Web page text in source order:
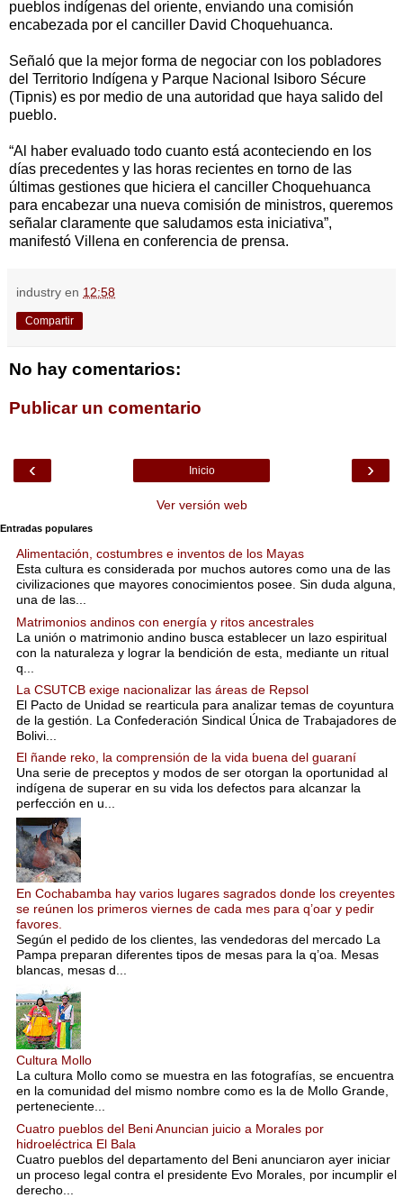
pueblos indígenas del oriente, enviando una comisión
encabezada por el canciller David Choquehuanca.
Señaló que la mejor forma de negociar con los pobladores
del Territorio Indígena y Parque Nacional Isiboro Sécure
(Tipnis) es por medio de una autoridad que haya salido del
pueblo.
“Al haber evaluado todo cuanto está aconteciendo en los
días precedentes y las horas recientes en torno de las
últimas gestiones que hiciera el canciller Choquehuanca
para encabezar una nueva comisión de ministros, queremos
señalar claramente que saludamos esta iniciativa”,
manifestó Villena en conferencia de prensa.
industry en 12:58
Compartir
No hay comentarios:
Publicar un comentario
‹ ›
Inicio
Ver versión web
Entradas populares
Alimentación, costumbres e inventos de los Mayas
Esta cultura es considerada por muchos autores como una de las
civilizaciones que mayores conocimientos posee. Sin duda alguna,
una de las...
Matrimonios andinos con energía y ritos ancestrales
La unión o matrimonio andino busca establecer un lazo espiritual
con la naturaleza y lograr la bendición de esta, mediante un ritual
q...
La CSUTCB exige nacionalizar las áreas de Repsol
El Pacto de Unidad se rearticula para analizar temas de coyuntura
de la gestión. La Confederación Sindical Única de Trabajadores de
Bolivi...
El ñande reko, la comprensión de la vida buena del guaraní
Una serie de preceptos y modos de ser otorgan la oportunidad al
indígena de superar en su vida los defectos para alcanzar la
perfección en u...
En Cochabamba hay varios lugares sagrados donde los creyentes
se reúnen los primeros viernes de cada mes para q’oar y pedir
favores.
Según el pedido de los clientes, las vendedoras del mercado La
Pampa preparan diferentes tipos de mesas para la q’oa. Mesas
blancas, mesas d...
Cultura Mollo
La cultura Mollo como se muestra en las fotografías, se encuentra
en la comunidad del mismo nombre como es la de Mollo Grande,
perteneciente...
Cuatro pueblos del Beni Anuncian juicio a Morales por
hidroeléctrica El Bala
Cuatro pueblos del departamento del Beni anunciaron ayer iniciar
un proceso legal contra el presidente Evo Morales, por incumplir el
derecho...